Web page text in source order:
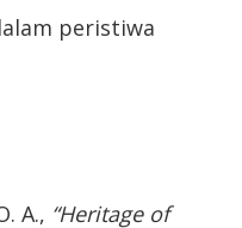
peristiwa
A., “Heritage of